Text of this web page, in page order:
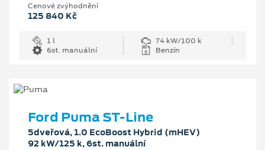
Cenové zvýhodnění
125 840 Kč
1 l
74 kW/100 k
6st. manuální
Benzín
Ford Puma ST-Line
5dveřová, 1.0 EcoBoost Hybrid (mHEV)
92 kW/125 k, 6st. manuální